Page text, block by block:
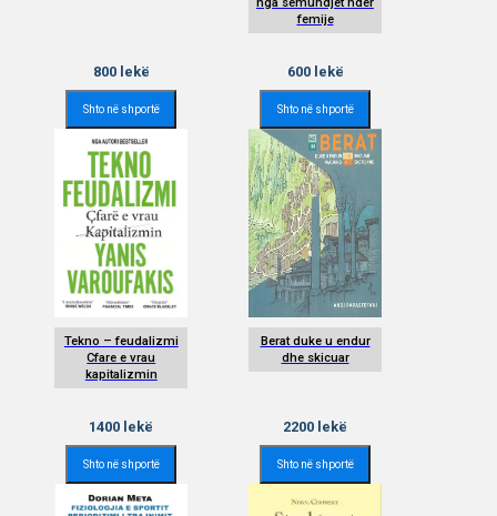
800lekë
Shto në shportë
nga semundjet nder
femije
600lekë
Shto në shportë
Tekno – feudalizmi
Cfare e vrau
kapitalizmin
1400 lekë
Shto në shportë
Berat duke u endur
dhe skicuar
2200 lekë
Shto në shportë